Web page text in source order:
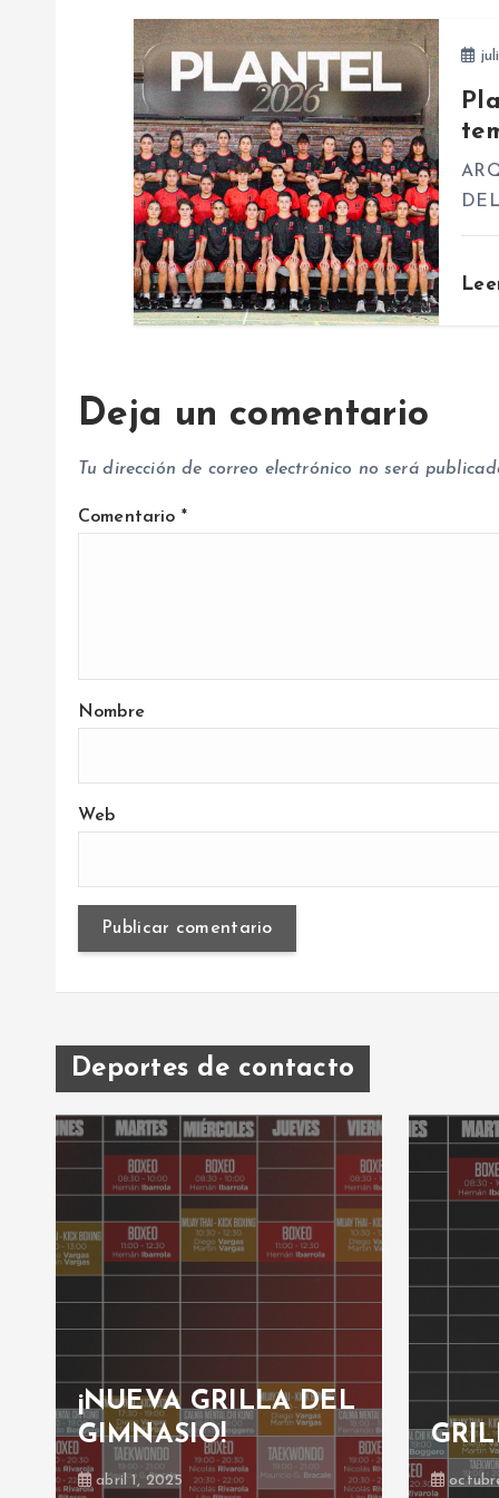
a
d
a
Deja un comentario
Tu dirección de correo electrónico no será
Comentario *
Nombre
Web
Deportes de contacto
¡NUEVA GRILLA DEL
GIMNASIO!
abril 1, 2025